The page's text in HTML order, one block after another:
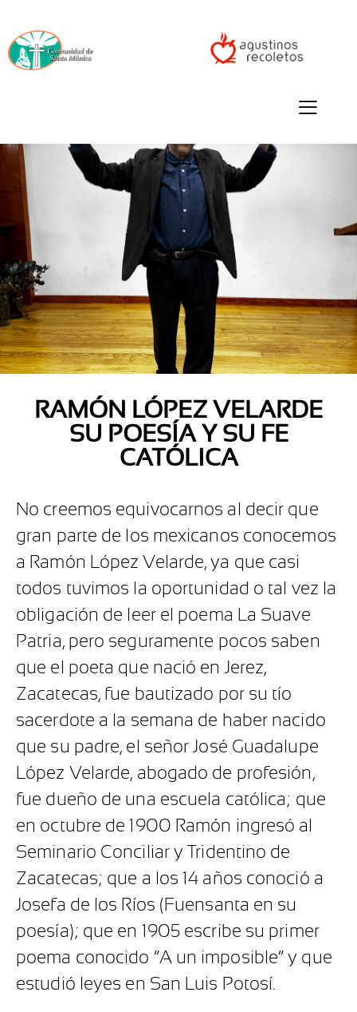
RAMÓN LÓPEZ VELARDE
SU POESÍA Y SU FE
CATÓLICA
No creemos equivocarnos al decir que
gran parte de los mexicanos conocemos
a Ramón López Velarde, ya que casi
todos tuvimos la oportunidad o tal vez la
obligación de leer el poema La Suave
Patria, pero seguramente pocos saben
que el poeta que nació en Jerez,
Zacatecas, fue bautizado por su tío
sacerdote a la semana de haber nacido
que su padre, el señor José Guadalupe
López Velarde, abogado de profesión,
fue dueño de una escuela católica; que
en octubre de 1900 Ramón ingresó al
Seminario Conciliar y Tridentino de
Zacatecas; que a los 14 años conoció a
Josefa de los Ríos (Fuensanta en su
poesía); que en 1905 escribe su primer
poema conocido “A un imposible” y que
estudió leyes en San Luis Potosí.